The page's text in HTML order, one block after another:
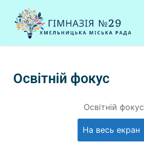
Освітній фокус
Освітній фокус
На весь екран